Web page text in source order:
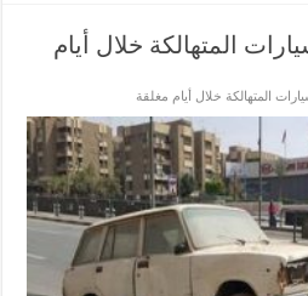
المتهالكة خلال أيام
المتهالكة خلال أيام مغلقة